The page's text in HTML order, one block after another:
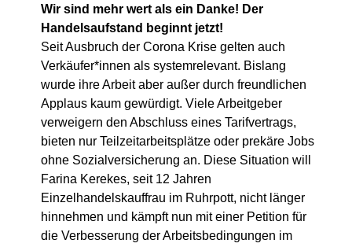
Wir sind mehr wert als ein Danke! Der
Handelsaufstand beginnt jetzt!
Seit Ausbruch der Corona Krise gelten auch
Verkäufer*innen als systemrelevant. Bislang
wurde ihre Arbeit aber außer durch freundlichen
Applaus kaum gewürdigt. Viele Arbeitgeber
verweigern den Abschluss eines Tarifvertrags,
bieten nur Teilzeitarbeitsplätze oder prekäre Jobs
ohne Sozialversicherung an. Diese Situation will
Farina Kerekes, seit 12 Jahren
Einzelhandelskauffrau im Ruhrpott, nicht länger
hinnehmen und kämpft nun mit einer Petition für
die Verbesserung der Arbeitsbedingungen im